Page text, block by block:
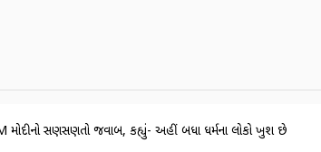
મોદીનો સણસણતો જવાબ, કહ્યું- અહીં બધા ધર્મના લોકો ખુશ છે